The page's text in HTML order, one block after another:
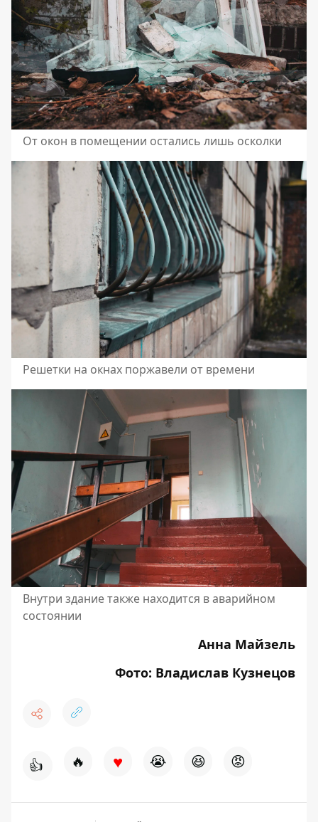
От окон в помещении остались лишь осколки
Решетки на окнах поржавели от времени
Внутри здание также находится в аварийном
состоянии
Анна Майзель
Фото: Владислав Кузнецов
👍 🔥 ♥ 😭 😆 😡